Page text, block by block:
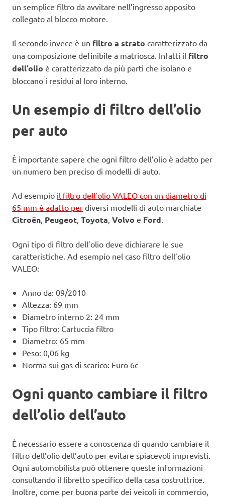
un semplice filtro da avvitare nell’ingresso apposito
collegato al blocco motore.
Il secondo invece è un filtro a strato caratterizzato da
una composizione definibile a matriosca. Infatti il filtro
dell’olio è caratterizzato da più parti che isolano e
bloccano i residui al loro interno.
Un esempio di filtro dell’olio
per auto
È importante sapere che ogni filtro dell’olio è adatto per
un numero ben preciso di modelli di auto.
Ad esempio il filtro dell’olio VALEO con un diametro di
65 mm è adatto per diversi modelli di auto marchiate
Citroën Peugeot Toyota Volvo e Ford
Ogni tipo di filtro dell’olio deve dichiarare le sue
caratteristiche. Ad esempio nel caso filtro dell’olio
VALEO:
Anno da: 09/2010
Altezza: 69 mm
Diametro interno 2: 24 mm
Tipo filtro: Cartuccia filtro
Diametro: 65 mm
Peso: 0,06 kg
Norma sui gas di scarico: Euro 6c
Ogni quanto cambiare il filtro
dell’olio dell’auto
È necessario essere a conoscenza di quando cambiare il
filtro dell’olio dell’auto per evitare spiacevoli imprevisti.
Ogni automobilista può ottenere queste informazioni
consultando il libretto specifico della casa costruttrice.
Inoltre, come per buona parte dei veicoli in commercio,